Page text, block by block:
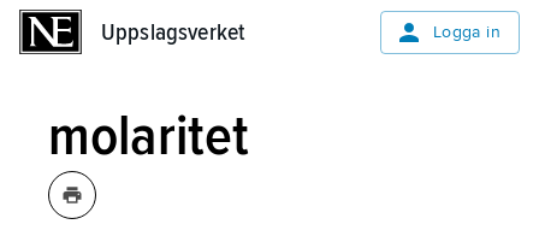
Uppslagsverket Logga in
molaritet